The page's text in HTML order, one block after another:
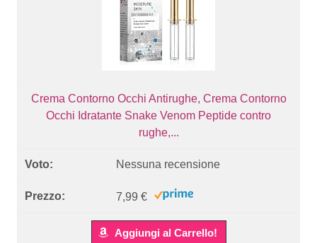
Crema Contorno Occhi Antirughe, Crema Contorno
Occhi Idratante Snake Venom Peptide contro
rughe,...
Nessuna recensione
7,99 €
Aggiungi al Carrello!